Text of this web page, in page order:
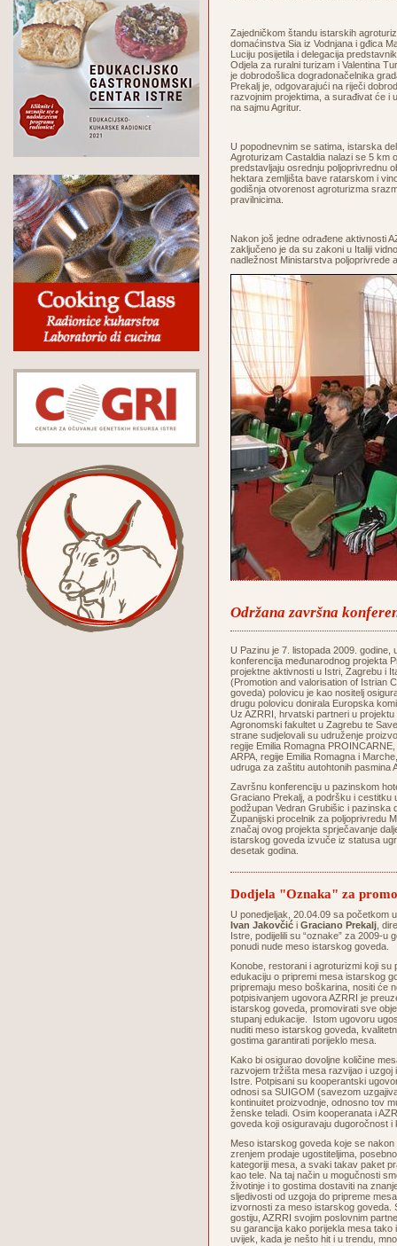
Zajedničkom štandu istarskih
domaćinstva Sia iz Vodnjana i gđica
Luciju posijetila i delegacija
Odjela za ruralni turizam i Valentina
je dobrodošlica dogradonačelnika
Prekalj je, odgovarajući na riječi
razvojnim projektima, a surađivat će i
na sajmu Agritur.
U popodnevnim se satima, istarska
Agroturizam Castaldia nalazi se 5 km
predstavljaju osrednju poljoprivrednu
hektara zemljišta bave ratarskom i
godišnja otvorenost agroturizma
pravilnicima.
Nakon još jedne odrađene aktivnosti
zaključeno je da su zakoni u Italiji
nadležnost Ministarstva poljoprivrede
Održana završna
U Pazinu je 7. listopada 2009.
konferencija međunarodnog projekta
projektne aktivnosti u Istri, Zagrebu i
(Promotion and valorisation of Istrian
goveda) polovicu je kao nositelj
drugu polovicu donirala Europska
Uz AZRRI, hrvatski partneri u
Agronomski fakultet u Zagrebu te
strane sudjelovali su udruženje
regije Emilia Romagna
ARPA, regije Emilia Romagna i
udruga za zaštitu autohtonih pasmina
Završnu konferenciju u pazinskom
Graciano Prekalj, a podršku i cestitku
podžupan Vedran Grubišic i pazinska
Županijski procelnik za poljoprivredu
značaj ovog projekta sprječavanje
istarskog goveda izvuče iz statusa
desetak godina.
Dodjela "Oznaka" za
U ponedjeljak, 20.04.09 sa početkom
Ivan Jakovčić i Graciano Prekalj ,
Istre, podijelili su “oznake” za 2009-u
ponudi nude meso istarskog goveda.
Konobe, restorani i agroturizmi koji
edukaciju o pripremi mesa istarskog
pripremaju meso boškarina, nositi će
potpisivanjem ugovora AZRRI je
istarskog goveda, promovirati sve
stupanj edukacije. Istom ugovoru
nuditi meso istarskog goveda,
gostima garantirati porijeklo mesa.
Kako bi osigurao dovoljne količine
razvojem tržišta mesa razvijao i
Istre. Potpisani su kooperantski
odnosi sa SUIGOM (savezom
kontinuitet proizvodnje, odnosno tov
ženske teladi. Osim kooperanata i
goveda koji osiguravaju
Meso istarskog goveda koje se
zrenjem prodaje ugostiteljima,
kategoriji mesa, a svaki takav paket
kao tele. Na taj način u mogučnosti
životinje i to gostima dostaviti na
sljedivosti od uzgoja do pripreme
izvornosti za meso istarskog goveda.
gostiju, AZRRI svojim poslovnim
su garancija kako porijekla mesa tako
uvijek, kada je nešto hit i u trendu,